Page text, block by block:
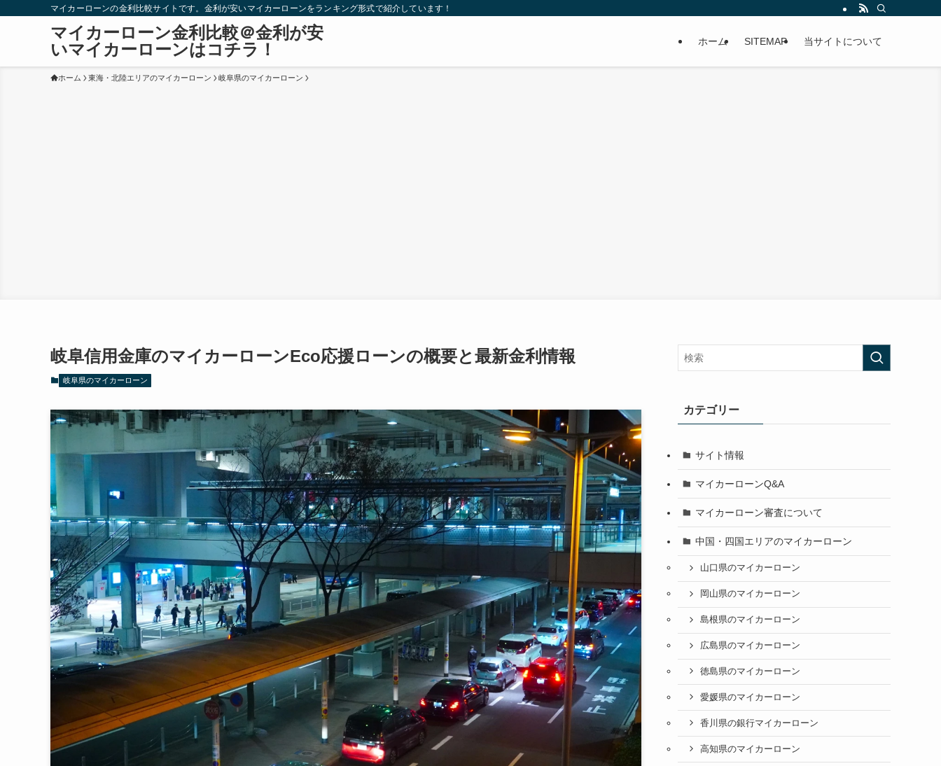
マイカーローンの金利比較サイトです。金利が安いマイカーローンをランキング形式で紹介しています！
マイカーローン金利比較＠金利が安
いマイカーローンはコチラ！
ホーム SITEMAP 当サイトについて
ホーム 東海・北陸エリアのマイカーローン 岐阜県のマイカーローン
岐阜信用金庫のマイカーローンEco応援ローンの概要と最新金利情報
岐阜県のマイカーローン
カテゴリー
サイト情報
マイカーローンQ&A
マイカーローン審査について
中国・四国エリアのマイカーローン
山口県のマイカーローン
岡山県のマイカーローン
島根県のマイカーローン
広島県のマイカーローン
徳島県のマイカーローン
愛媛県のマイカーローン
香川県の銀行マイカーローン
高知県のマイカーローン